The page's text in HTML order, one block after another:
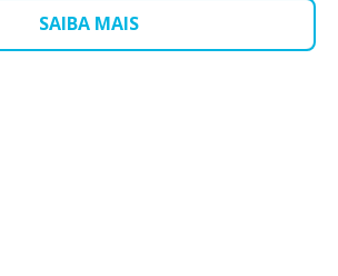
SAIBA MAIS